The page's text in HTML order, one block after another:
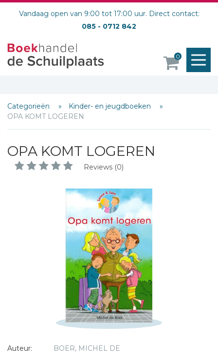
Vandaag open van 9:00 tot 17:00 uur. Direct contact:
085 - 0712 842
0
Categorieën
Kinder- en jeugdboeken
OPA KOMT LOGEREN
OPA KOMT LOGEREN
Reviews (0)
Auteur:
BOER, MICHEL DE
Schrijf hieronder je review!